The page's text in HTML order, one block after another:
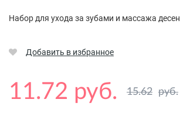
Набор для ухода за зубами и массажа десен
Добавить в избранное
11.72 руб. 15.62 руб.